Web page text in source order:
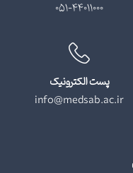
051-44011000
پست الکترونیک
info@medsab.ac.ir